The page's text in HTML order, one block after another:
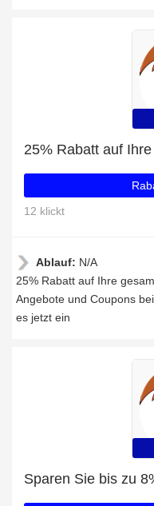
25% Rabatt auf
12 klickt
Ablauf: N/A
25% Rabatt auf Ihre
Angebote und Coupons
es jetzt ein
Sparen Sie bis zu